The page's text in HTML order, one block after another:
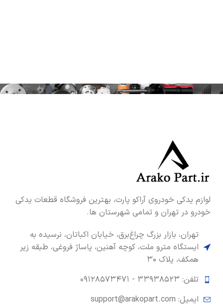
لوازم یدکی خودروی آراکو پارت، بهترین فروشگاه قطعات یدکی
خودرو در تهران و تمامی شهرستان ها.
تهران، بازار بزرگ چراغ‌برق، خیابان اکباتان، نرسیده به
ایستگاه مترو ملت، کوچه آهنین، پاساژ فروغی، طبقه زیر
همکف، پلاک ۳۰
تلفن: ۳۳۹۳۸۵۲۳ -
۰۹۱۲۸۵۷۳۴۷۱
ایمیل: support@arakopart.com